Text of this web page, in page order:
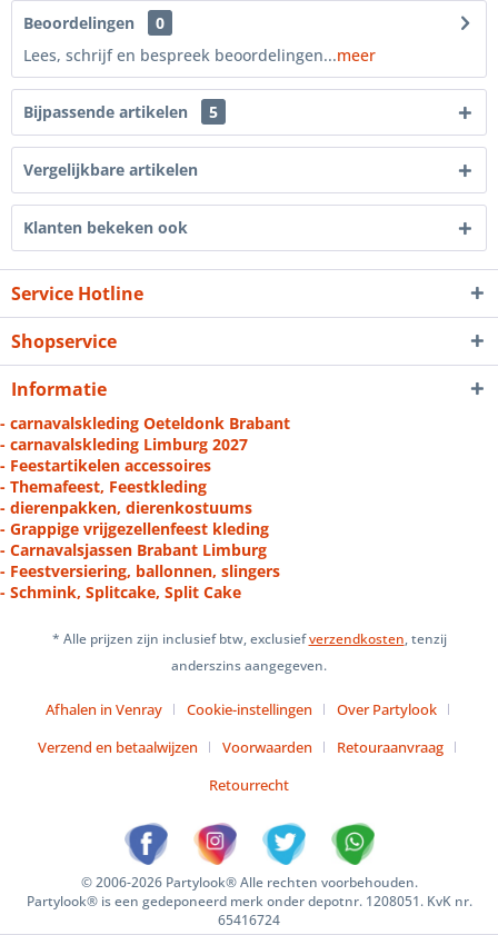
Beoordelingen
0
Lees, schrijf en bespreek beoordelingen...meer
Bijpassende artikelen 5
Vergelijkbare artikelen
Klanten bekeken ook
Service Hotline
Shopservice
Informatie
- carnavalskleding Oeteldonk Brabant
- carnavalskleding Limburg 2027
- Feestartikelen accessoires
- Themafeest, Feestkleding
- dierenpakken, dierenkostuums
- Grappige vrijgezellenfeest kleding
- Carnavalsjassen Brabant Limburg
- Feestversiering, ballonnen, slingers
- Schmink, Splitcake, Split Cake
* Alle prijzen zijn inclusief btw, exclusiefverzendkosten, tenzij
anderszins aangegeven.
Afhalen in Venray Cookie-instellingen
Over Partylook
Verzend en betaalwijzen
Voorwaarden
Retouraanvraag
Retourrecht
© 2006-2026 Partylook® Alle rechten voorbehouden.
Partylook® is een gedeponeerd merk onder depotnr. 1208051. KvK nr.
65416724